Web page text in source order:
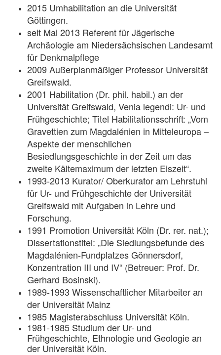
2015 Umhabilitation an die Universität
Göttingen.
seit Mai 2013 Referent für Jägerische
Archäologie am Niedersächsischen Landesamt
für Denkmalpflege
2009 Außerplanmäßiger Professor Universität
Greifswald.
2001 Habilitation (Dr. phil. habil.) an der
Universität Greifswald, Venia legendi: Ur- und
Frühgeschichte; Titel Habilitationsschrift: „Vom
Gravettien zum Magdalénien in Mitteleuropa –
Aspekte der menschlichen
Besiedlungsgeschichte in der Zeit um das
zweite Kältemaximum der letzten Eiszeit“.
1993-2013 Kurator/ Oberkurator am Lehrstuhl
für Ur- und Frühgeschichte der Universität
Greifswald mit Aufgaben in Lehre und
Forschung.
1991 Promotion Universität Köln (Dr. rer. nat.);
Dissertationstitel: „Die Siedlungsbefunde des
Magdalénien-Fundplatzes Gönnersdorf,
Konzentration III und IV“ (Betreuer: Prof. Dr.
Gerhard Bosinski).
1989-1993 Wissenschaftlicher Mitarbeiter an
der Universität Mainz
1985 Magisterabschluss Universität Köln.
1981-1985 Studium der Ur- und
Frühgeschichte, Ethnologie und Geologie an
der Universität Köln.